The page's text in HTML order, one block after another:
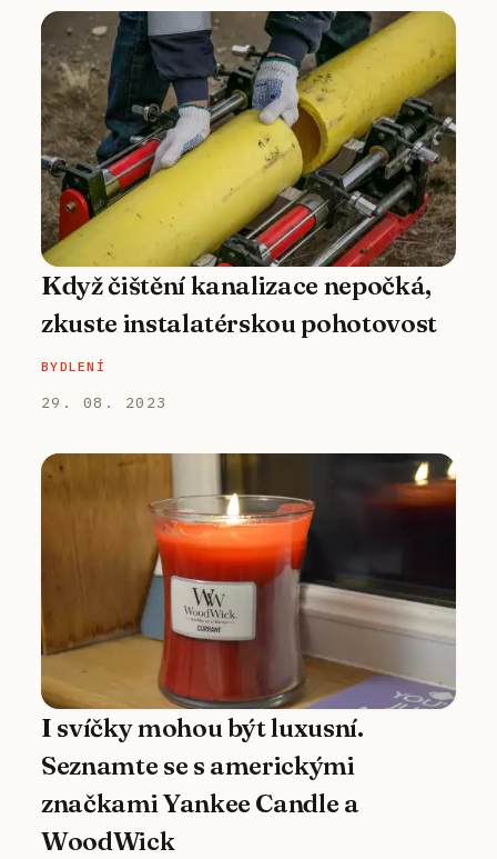
Když čištění kanalizace nepočká,
zkuste instalatérskou pohotovost
BYDLENÍ
29. 08. 2023
I svíčky mohou být luxusní.
Seznamte se s americkými
značkami Yankee Candle a
WoodWick